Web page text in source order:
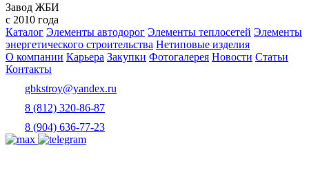
Завод ЖБИ
с 2010 года
Каталог Элементы автодорог Элементы теплосетей Элементы
энергетического строительства Нетиповые изделия
О компании Карьера Закупки Фотогалерея Новости Статьи
Контакты
gbkstroy@yandex.ru
8 (812) 320-86-87
8 (904) 636-77-23